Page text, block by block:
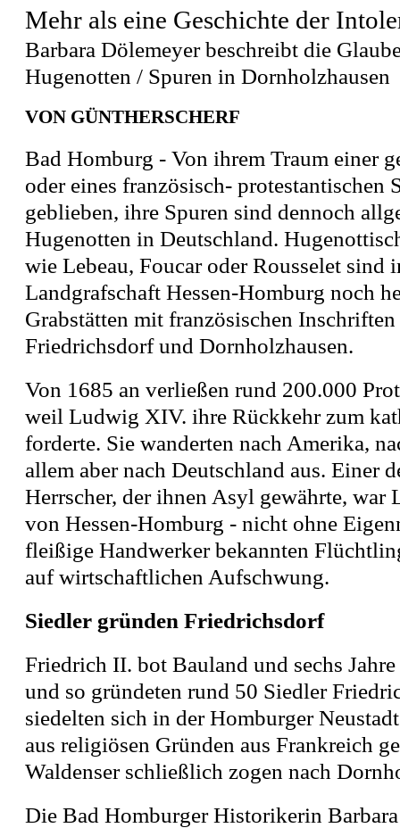
Mehr als eine Geschichte der
Barbara Dölemeyer beschreibt die
Hugenotten / Spuren in Dornholzhausen
VON GÜNTHERSCHERF
Bad Homburg - Von ihrem Traum einer
oder eines französisch- protestantischen
geblieben, ihre Spuren sind dennoch
Hugenotten in Deutschland.
wie Lebeau, Foucar oder Rousselet sind
Landgrafschaft Hessen-Homburg noch
Grabstätten mit französischen
Friedrichsdorf und Dornholzhausen.
Von 1685 an verließen rund 200.000
weil Ludwig XIV. ihre Rückkehr zum
forderte. Sie wanderten nach Amerika,
allem aber nach Deutschland aus. Einer
Herrscher, der ihnen Asyl gewährte, war
von Hessen-Homburg - nicht ohne
fleißige Handwerker bekannten
auf wirtschaftlichen Aufschwung.
Siedler gründen Friedrichsdorf
Friedrich II. bot Bauland und sechs
und so gründeten rund 50 Siedler
siedelten sich in der Homburger
aus religiösen Gründen aus Frankreich
Waldenser schließlich zogen nach
Die Bad Homburger Historikerin